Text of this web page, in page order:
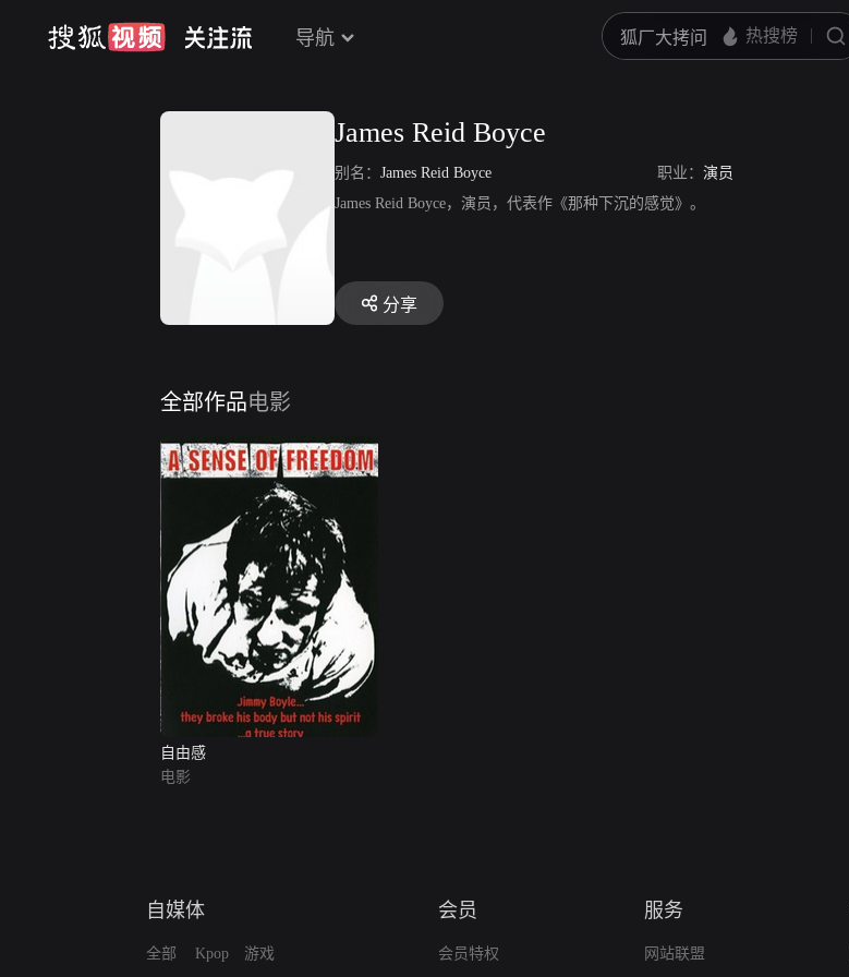
导航
James Reid Boyce
别名： James Reid Boyce 职业： 演员
James Reid Boyce，演员，代表作《那种下沉的感觉》。
分享
全部作品电影
自由感
电影
自媒体
全部 Kpop 游戏
会员
会员特权
服务
网站联盟